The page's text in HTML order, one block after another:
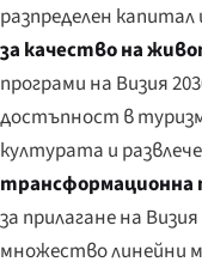
разпределен
за качество на
програми на Визия
достъпност в
културата и
трансформационна
за прилагане на
множество линейни